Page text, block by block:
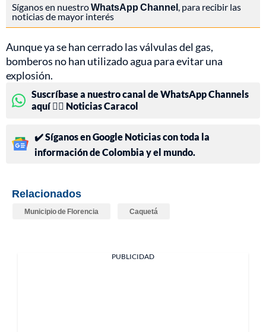
Síganos en nuestroWhatsApp Channel , para recibir las
noticias de mayor interés
Aunque ya se han cerrado las válvulas del gas,
bomberos no han utilizado agua para evitar una
explosión.
Suscríbase a nuestro canal de WhatsApp Channels
aquí 👉🏻 Noticias Caracol
✔️ Síganos en Google Noticias con toda la
información de Colombia y el mundo.
Relacionados
Municipio de Florencia Caquetá
PUBLICIDAD